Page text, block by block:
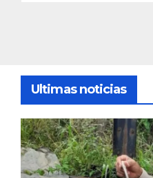
Ultimas noticias